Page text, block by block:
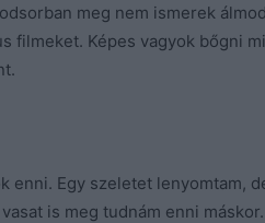
meg nem ismerek
filmeket. Képes vagyok bőgni
enni. Egy szeletet lenyomtam,
is meg tudnám enni